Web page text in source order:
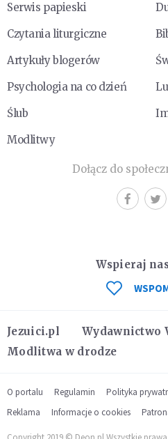
Serwis papieski
Czytania liturgiczne
Artykuły blogerów
Psychologia na co dzień
Ślub
Modlitwy
Dołącz do
Jezuici.pl Wydawnictwo
Modlitwa w drodze
Wspieraj
O portalu Regulamin Polityka
Reklama
Informacje o cookies